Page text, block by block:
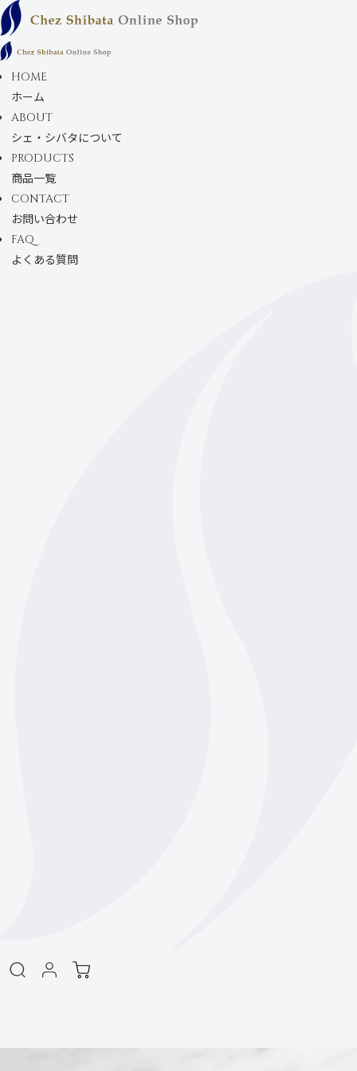
コンテンツにスキ
ップします
HOME
ホーム
ABOUT
シェ・シバタについて
PRODUCTS
商品一覧
CONTACT
お問い合わせ
FAQ
よくある質問